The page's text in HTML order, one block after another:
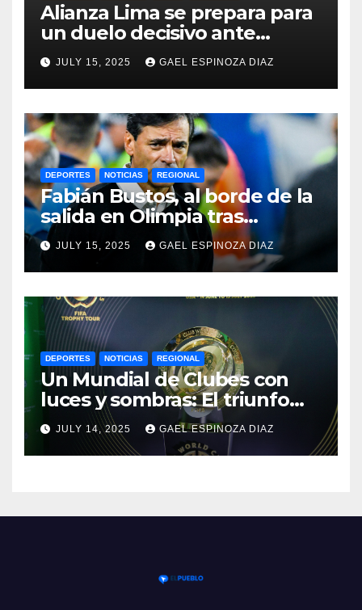
Alianza Lima se prepara para
un duelo decisivo ante
Gremio por la Sudamericana
2025
JULY 15, 2025 GAEL ESPINOZA DIAZ
DEPORTES NOTICIAS REGIONAL
Fabián Bustos, al borde de la
salida en Olimpia tras
dolorosa derrota en
Paraguay
JULY 15, 2025 GAEL ESPINOZA DIAZ
DEPORTES NOTICIAS REGIONAL
Un Mundial de Clubes con
luces y sombras: El triunfo
del Chelsea y las lecciones
del torneo
JULY 14, 2025 GAEL ESPINOZA DIAZ